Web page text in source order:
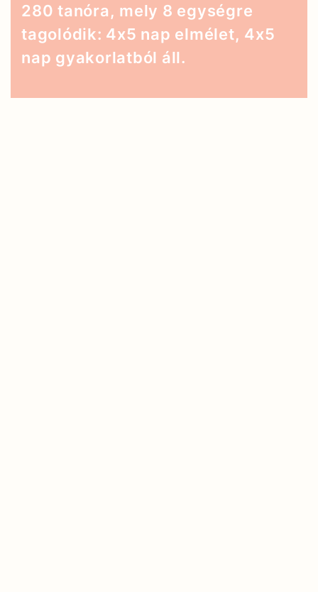
280 tanóra, mely 8 egységre
tagolódik: 4x5 nap elmélet, 4x5
nap gyakorlatból áll.